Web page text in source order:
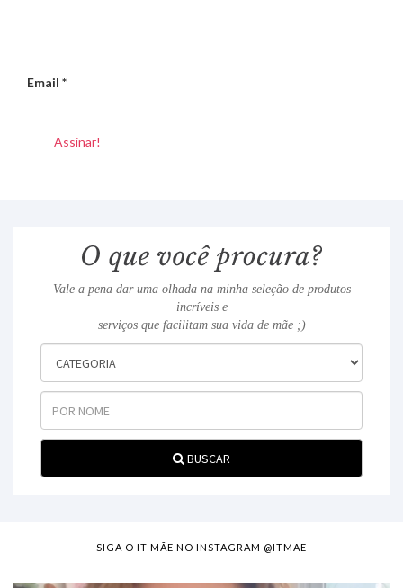
Email *
Vale a pena dar uma olhada na minha seleção de produtos
incríveis e
serviços que facilitam sua vida de mãe ;)
BUSCAR
SIGA O IT MÃE NO INSTAGRAM @ITMAE